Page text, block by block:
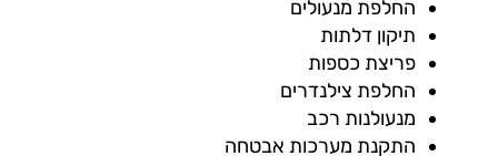
החלפת מנעולים
תיקון דלתות
פריצת כספות
החלפת צילנדרים
מנעולנות רכב
התקנת מערכות אבטחה